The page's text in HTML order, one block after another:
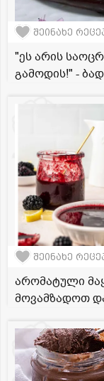
შეინახე
"ეს არის
გამოდის!" -
შეინახე
არომატული
მოვამზადოთ